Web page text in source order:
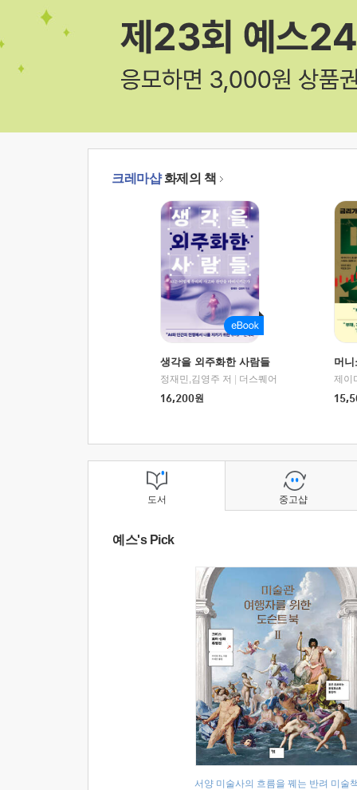
크레마샵화제의 책
생각을 외주화한 사람들
정재민,김영주 저
더스퀘어
16,200원
머
도서
예스's Pick
서양 미술사의 흐름을 꿰는 반려 미술
중고샵